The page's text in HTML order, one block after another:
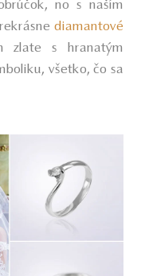
no s naším
diamantové
zlate s hranatým
všetko, čo sa